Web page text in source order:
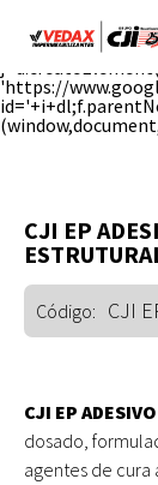
'https://
CJI EP
Código: CJI
CJI EP
dosado,
agentes de cura